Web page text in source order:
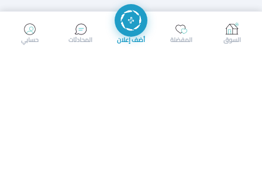
إرسال رسالة إجراء مكالمة
حسابي المحادثات أضف إعلان المفضلة السوق